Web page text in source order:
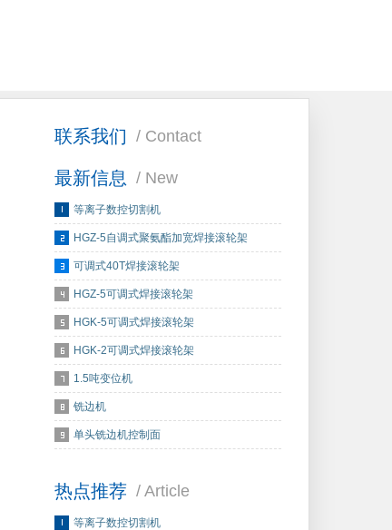
联系我们 / Contact
最新信息 / New
等离子数控切割机
HGZ-5自调式聚氨酯加宽焊接滚轮架
可调式40T焊接滚轮架
HGZ-5可调式焊接滚轮架
HGK-5可调式焊接滚轮架
HGK-2可调式焊接滚轮架
1.5吨变位机
铣边机
单头铣边机控制面
热点推荐 / Article
等离子数控切割机